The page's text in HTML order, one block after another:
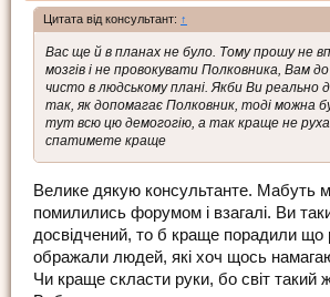
Цитата від консультант: ↑
Вас ще й в планах не було. Тому прошу не
мозгів і не провокувати Полковника, Вам
чисто в людському плані. Якби Ви реально
так, як допомагає Полковник, тоді можна
тут всю цю демогогію, а так краще не
спатимете краще
Велике дякую консультанте. Мабуть
помилились форумом і взагалі. Ви
досвідчений, то б краще порадили що
ображали людей, які хоч щось
Чи краще скласти руки, бо світ такий